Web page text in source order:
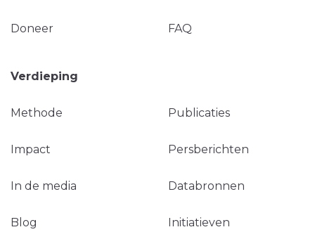
Doneer FAQ
Verdieping
Methode Publicaties
Impact Persberichten
In de media Databronnen
Blog Initiatieven